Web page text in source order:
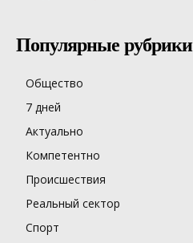
Популярные рубрики
Общество
7 дней
Актуально
Компетентно
Происшествия
Реальный сектор
Спорт